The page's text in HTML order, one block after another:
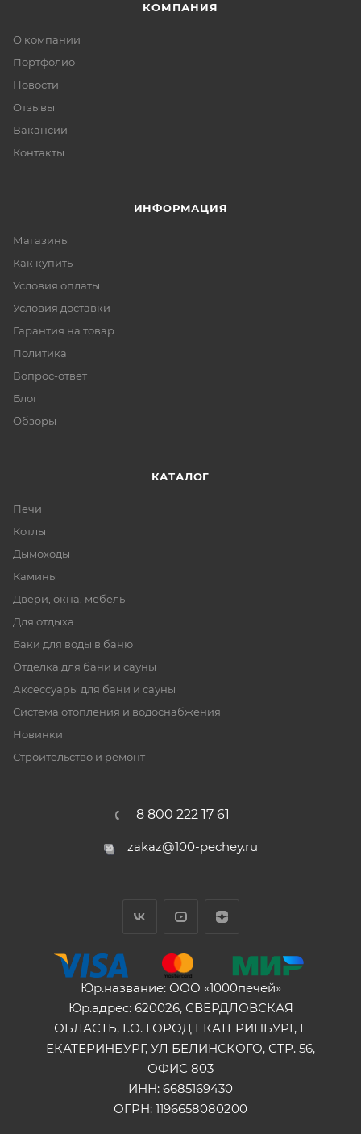
КОМПАНИЯ
О компании
Портфолио
Новости
Отзывы
Вакансии
Контакты
ИНФОРМАЦИЯ
Магазины
Как купить
Условия оплаты
Условия доставки
Гарантия на товар
Политика
Вопрос-ответ
Блог
Обзоры
КАТАЛОГ
Печи
Котлы
Дымоходы
Камины
Двери, окна, мебель
Для отдыха
Баки для воды в баню
Отделка для бани и сауны
Аксессуары для бани и сауны
Система отопления и водоснабжения
Новинки
Строительство и ремонт
8 800 222 17 61
zakaz@100-pechey.ru
Юр.название: ООО «1000печей»
Юр.адрес: 620026, СВЕРДЛОВСКАЯ
ОБЛАСТЬ, Г.О. ГОРОД ЕКАТЕРИНБУРГ, Г
ЕКАТЕРИНБУРГ, УЛ БЕЛИНСКОГО, СТР. 56,
ОФИС 803
ИНН: 6685169430
ОГРН: 1196658080200